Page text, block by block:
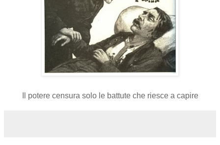
Il potere censura solo le battute che riesce a capire